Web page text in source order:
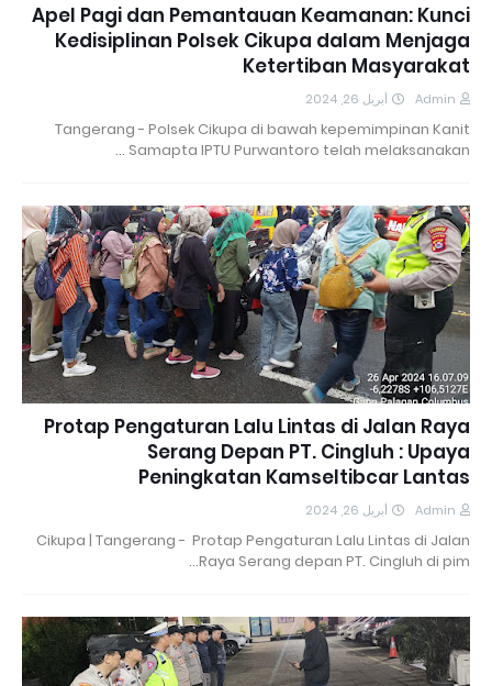
Apel Pagi dan Pemantauan Keamanan: Kunci
Kedisiplinan Polsek Cikupa dalam Menjaga
Ketertiban Masyarakat
Admin أبريل 26, 2024
Tangerang - Polsek Cikupa di bawah kepemimpinan Kanit
Samapta IPTU Purwantoro telah melaksanakan …
Protap Pengaturan Lalu Lintas di Jalan Raya
Serang Depan PT. Cingluh : Upaya
Peningkatan Kamseltibcar Lantas
Admin أبريل 26, 2024
Cikupa | Tangerang - Protap Pengaturan Lalu Lintas di Jalan
Raya Serang depan PT. Cingluh di pim…